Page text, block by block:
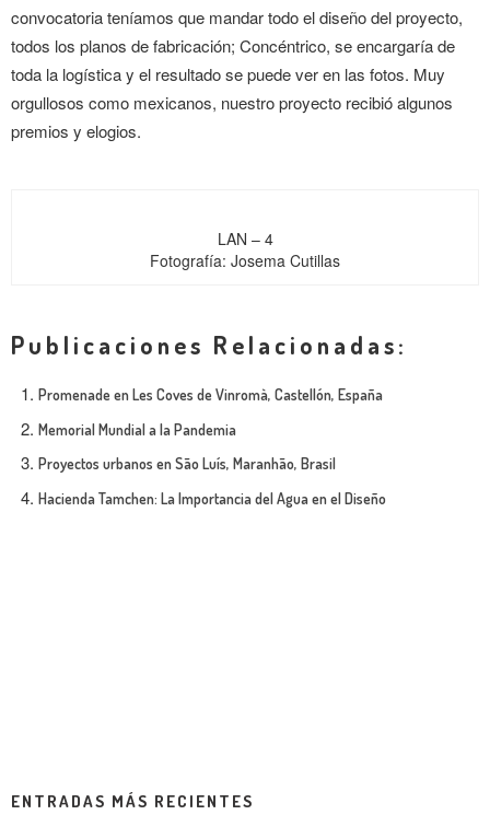
convocatoria teníamos que mandar todo el diseño del proyecto,
todos los planos de fabricación; Concéntrico, se encargaría de
toda la logística y el resultado se puede ver en las fotos. Muy
orgullosos como mexicanos, nuestro proyecto recibió algunos
premios y elogios.
LAN – 4
Fotografía: Josema Cutillas
Publicaciones Relacionadas:
Promenade en Les Coves de Vinromà, Castellón, España
Memorial Mundial a la Pandemia
Proyectos urbanos en São Luís, Maranhão, Brasil
Hacienda Tamchen: La Importancia del Agua en el Diseño
ENTRADAS MÁS RECIENTES